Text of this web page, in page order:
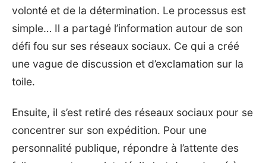
volonté et de la détermination. Le processus est
simple… Il a partagé l’information autour de son
défi fou sur ses réseaux sociaux. Ce qui a créé
une vague de discussion et d’exclamation sur la
toile.
Ensuite, il s’est retiré des réseaux sociaux pour se
concentrer sur son expédition. Pour une
personnalité publique, répondre à l’attente des